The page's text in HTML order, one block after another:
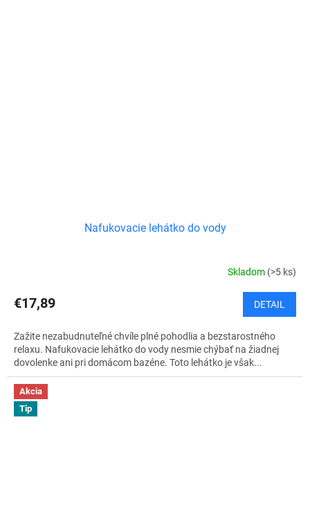
Nafukovacie lehátko do vody
Skladom (>5 ks)
€17,89 DETAIL
Zažite nezabudnuteľné chvíle plné pohodlia a bezstarostného
relaxu. Nafukovacie lehátko do vody nesmie chýbať na žiadnej
dovolenke ani pri domácom bazéne. Toto lehátko je však...
Akcia
Tip